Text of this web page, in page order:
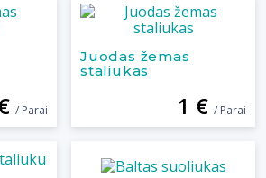
/ Parai
Juodas žemas
staliukas
1 € / Parai